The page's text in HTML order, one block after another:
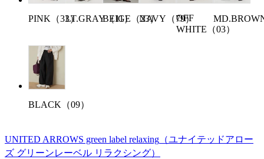
PINK（33）LT.GRAY（11）BEIGE（23）NAVY（79）
OFF
WHITE（03）
BLACK（09）
UNITED ARROWS green label relaxing （ユナイテッドアロー
ズ グリーンレーベル リラクシング）